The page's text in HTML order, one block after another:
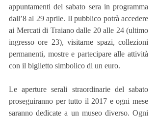
appuntamenti del sabato sera in programma
dall’8 al 29 aprile. Il pubblico potrà accedere
ai Mercati di Traiano dalle 20 alle 24 (ultimo
ingresso ore 23), visitarne spazi, collezioni
permanenti, mostre e partecipare alle attività
con il biglietto simbolico di un euro.
Le aperture serali straordinarie del sabato
proseguiranno per tutto il 2017 e ogni mese
saranno dedicate a un museo diverso. Ogni